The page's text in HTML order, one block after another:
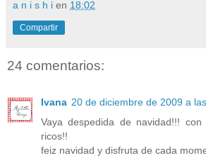
a n i s h i en 18:02
Compartir
24 comentarios:
Ivana 20 de diciembre de 2009 a
Vaya despedida de navidad!!!
ricos!!
feiz navidad y disfruta de cada